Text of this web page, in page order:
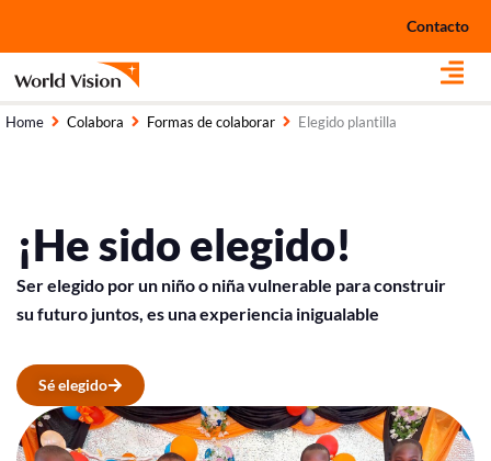
Contacto
Home Colabora Formas de colaborar Elegido plantilla
¡He sido elegido!
Ser elegido por un niño o niña vulnerable para construir
su futuro juntos, es una experiencia inigualable
Sé elegido